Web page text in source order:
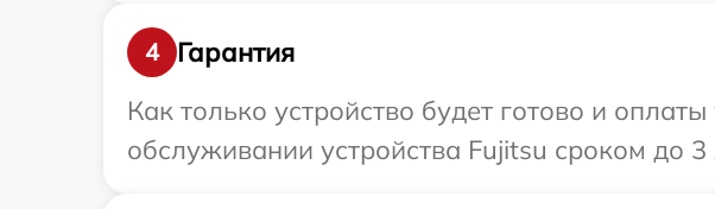
4
Гарантия
Как только устройство будет готово и
обслуживании устройства Fujitsu сроком до 3